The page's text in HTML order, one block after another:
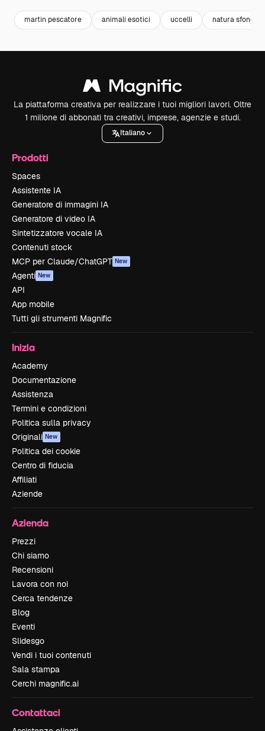
martin pescatore animali esotici uccelli natura sfondo
La piattaforma creativa per realizzare i tuoi migliori lavori. Oltre
1 milione di abbonati tra creativi, imprese, agenzie e studi.
Italiano
Prodotti
Spaces
Assistente IA
Generatore di immagini IA
Generatore di video IA
Sintetizzatore vocale IA
Contenuti stock
MCP per Claude/ChatGPT New
Agenti New
API
App mobile
Tutti gli strumenti Magnific
Inizia
Academy
Documentazione
Assistenza
Termini e condizioni
Politica sulla privacy
Originali New
Politica dei cookie
Centro di fiducia
Affiliati
Aziende
Azienda
Prezzi
Chi siamo
Recensioni
Lavora con noi
Cerca tendenze
Blog
Eventi
Slidesgo
Vendi i tuoi contenuti
Sala stampa
Cerchi magnific.ai
Contattaci